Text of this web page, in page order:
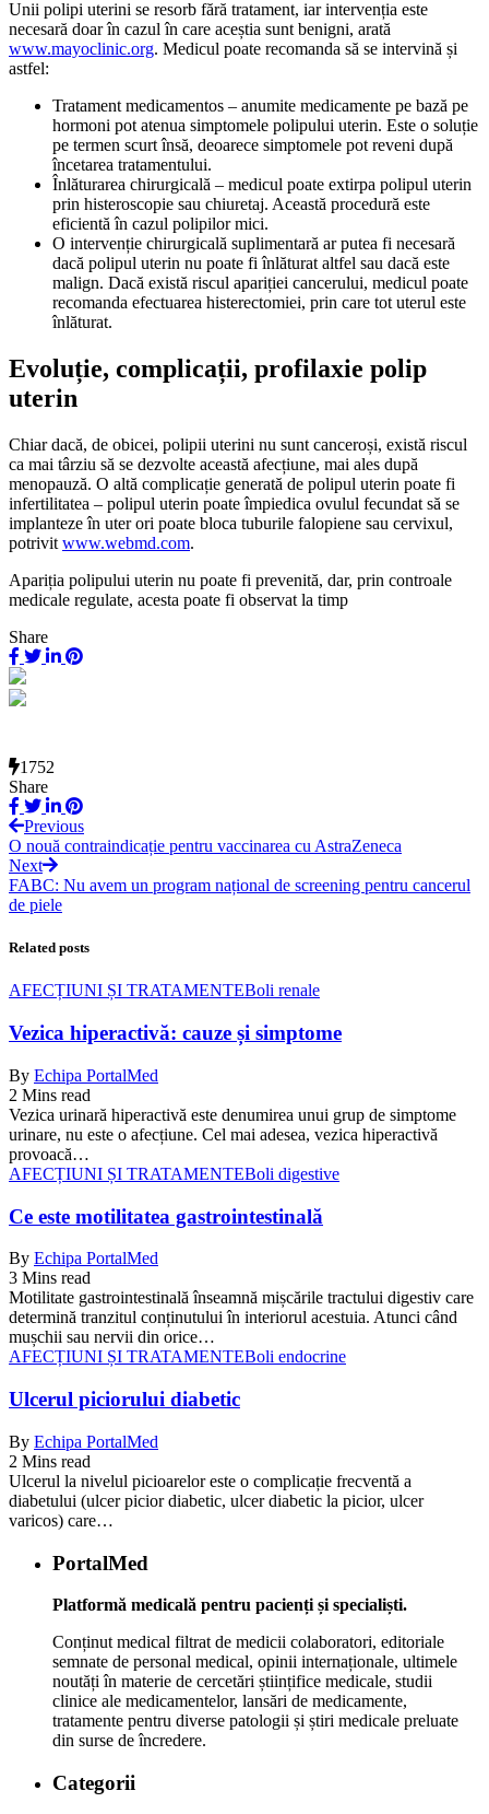
Unii polipi uterini se resorb fără tratament, iar intervenția este
necesară doar în cazul în care aceștia sunt benigni, arată
www.mayoclinic.org. Medicul poate recomanda să se intervină și
astfel:
Tratament medicamentos – anumite medicamente pe bază pe
hormoni pot atenua simptomele polipului uterin. Este o soluție
pe termen scurt însă, deoarece simptomele pot reveni după
încetarea tratamentului.
Înlăturarea chirurgicală – medicul poate extirpa polipul uterin
prin histeroscopie sau chiuretaj. Această procedură este
eficientă în cazul polipilor mici.
O intervenție chirurgicală suplimentară ar putea fi necesară
dacă polipul uterin nu poate fi înlăturat altfel sau dacă este
malign. Dacă există riscul apariției cancerului, medicul poate
recomanda efectuarea histerectomiei, prin care tot uterul este
înlăturat.
Evoluție, complicații, profilaxie polip
uterin
Chiar dacă, de obicei, polipii uterini nu sunt canceroși, există riscul
ca mai târziu să se dezvolte această afecțiune, mai ales după
menopauză. O altă complicație generată de polipul uterin poate fi
infertilitatea – polipul uterin poate împiedica ovulul fecundat să se
implanteze în uter ori poate bloca tuburile falopiene sau cervixul,
potrivit www.webmd.com.
Apariția polipului uterin nu poate fi prevenită, dar, prin controale
medicale regulate, acesta poate fi observat la timp
Share
1752
Share
Previous
O nouă contraindicație pentru vaccinarea cu AstraZeneca
Next
FABC: Nu avem un program național de screening pentru cancerul
de piele
Related posts
AFECȚIUNI ȘI TRATAMENTEBoli renale
Vezica hiperactivă: cauze și simptome
By Echipa PortalMed
2 Mins read
Vezica urinară hiperactivă este denumirea unui grup de simptome
urinare, nu este o afecțiune. Cel mai adesea, vezica hiperactivă
provoacă…
AFECȚIUNI ȘI TRATAMENTEBoli digestive
Ce este motilitatea gastrointestinală
By Echipa PortalMed
3 Mins read
Motilitate gastrointestinală înseamnă mișcările tractului digestiv care
determină tranzitul conținutului în interiorul acestuia. Atunci când
mușchii sau nervii din orice…
AFECȚIUNI ȘI TRATAMENTEBoli endocrine
Ulcerul piciorului diabetic
By Echipa PortalMed
2 Mins read
Ulcerul la nivelul picioarelor este o complicație frecventă a
diabetului (ulcer picior diabetic, ulcer diabetic la picior, ulcer
varicos) care…
PortalMed
Platformă medicală pentru pacienți și specialiști.
Conținut medical filtrat de medicii colaboratori, editoriale
semnate de personal medical, opinii internaționale, ultimele
noutăți în materie de cercetări științifice medicale, studii
clinice ale medicamentelor, lansări de medicamente,
tratamente pentru diverse patologii și știri medicale preluate
din surse de încredere.
Categorii